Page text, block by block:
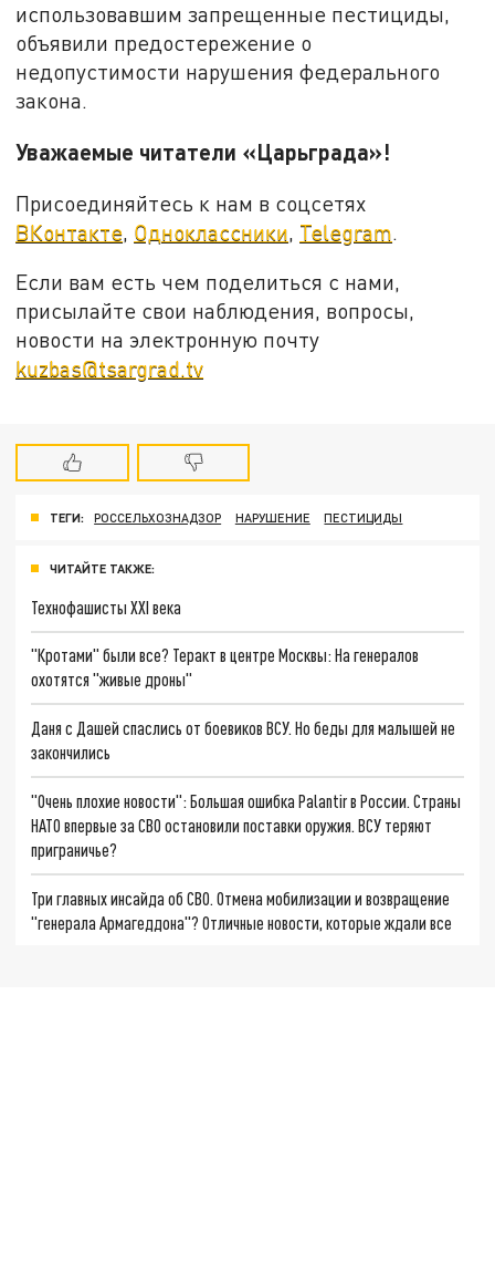
использовавшим запрещенные пестициды,
объявили предостережение о
недопустимости нарушения федерального
закона.
Уважаемые читатели «Царьграда»!
Присоединяйтесь к нам в соцсетях
ВКонтакте, Одноклассники, Telegram.
Если вам есть чем поделиться с нами,
присылайте свои наблюдения, вопросы,
новости на электронную почту
kuzbas@tsargrad.tv
ТЕГИ: РОССЕЛЬХОЗНАДЗОР НАРУШЕНИЕ ПЕСТИЦИДЫ
ЧИТАЙТЕ ТАКЖЕ:
Технофашисты XXI века
"Кротами" были все? Теракт в центре Москвы: На генералов
охотятся "живые дроны"
Даня с Дашей спаслись от боевиков ВСУ. Но беды для малышей не
закончились
"Очень плохие новости": Большая ошибка Palantir в России. Страны
НАТО впервые за СВО остановили поставки оружия. ВСУ теряют
приграничье?
Три главных инсайда об СВО. Отмена мобилизации и возвращение
"генерала Армагеддона"? Отличные новости, которые ждали все